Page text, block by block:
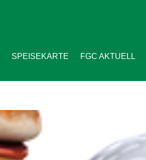
SPEISEKARTE FGC AKTUELL